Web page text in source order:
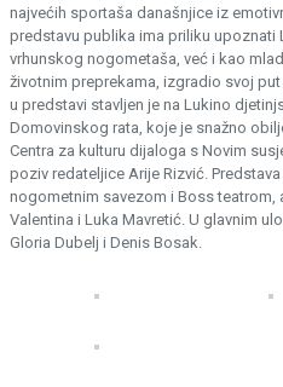
najvećih sportaša današnjice iz
predstavu publika ima priliku upoznati
vrhunskog nogometaša, već i kao
životnim preprekama, izgradio svoj
u predstavi stavljen je na Lukino
Domovinskog rata, koje je snažno
Centra za kulturu dijaloga s Novim
poziv redateljice Arije Rizvić.
nogometnim savezom i Boss teatrom,
Valentina i Luka Mavretić. U glavnim
Gloria Dubelj i Denis Bosak.